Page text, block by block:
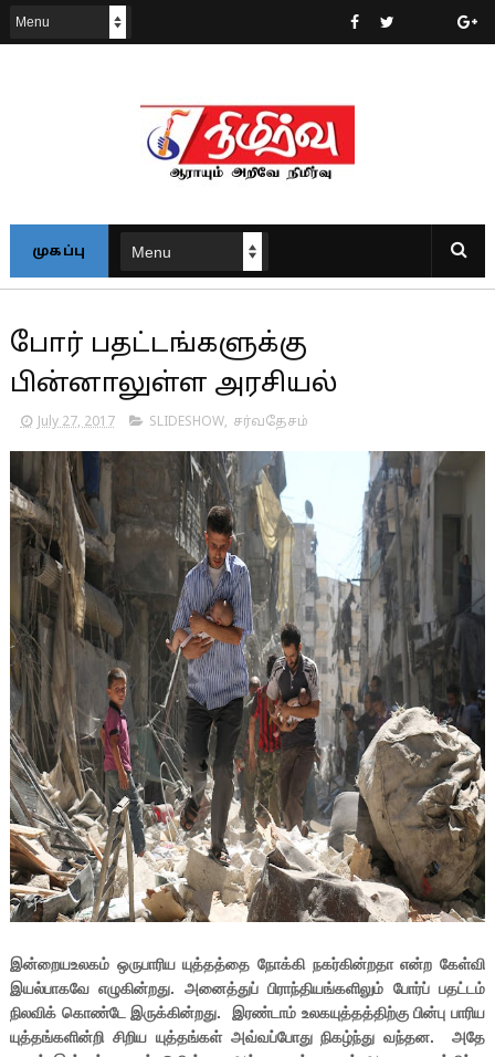
முகப்பு
போர் பதட்டங்களுக்கு
பின்னாலுள்ள அரசியல்
July 27, 2017 SLIDESHOW, சர்வதேசம்
இன்றையஉலகம் ஒருபாரிய யுத்தத்தை நோக்கி நகர்கின்றதா என்ற கேள்வி
இயல்பாகவே எழுகின்றது. அனைத்துப் பிராந்தியங்களிலும் போர்ப் பதட்டம்
நிலவிக் கொண்டே இருக்கின்றது. இரண்டாம் உலகயுத்தத்திற்கு பின்பு பாரிய
யுத்தங்களின்றி சிறிய யுத்தங்கள் அவ்வப்போது நிகழ்ந்து வந்தன. அதே